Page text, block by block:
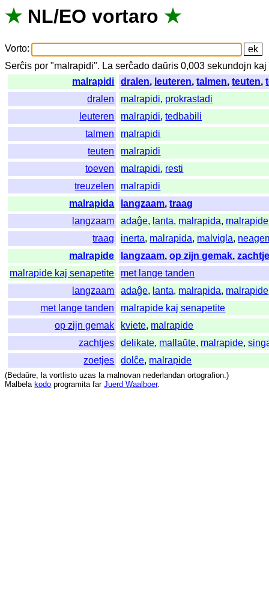
★ NL/EO vortaro ★
Vorto:
Serĉis por "malrapidi". La serĉado daŭris 0,003sekundojn kaj
malrapidi
dralen, leuteren,talmen,teuten,
dralen
malrapidi, prokrastadi
leuteren
malrapidi,tedbabili
talmen
malrapidi
teuten
malrapidi
toeven
malrapidi, resti
treuzelen
malrapidi
malrapida
langzaam,traag
langzaam
adaĝe, lanta, malrapida, malrapide
traag
inerta, malrapida, malvigla,
malrapide
langzaam,op zijn gemak,
malrapide kaj senapetite
met lange tanden
langzaam
adaĝe, lanta, malrapida, malrapide
met lange tanden
malrapide kaj senapetite
op zijn gemak
kviete, malrapide
zachtjes
delikate, mallaŭte, malrapide,
zoetjes
dolĉe, malrapide
(Bedaŭre, la vortlisto uzas la malnovan nederlandan ortografion.)
Malbela kodo programita far Juerd Waalboer.